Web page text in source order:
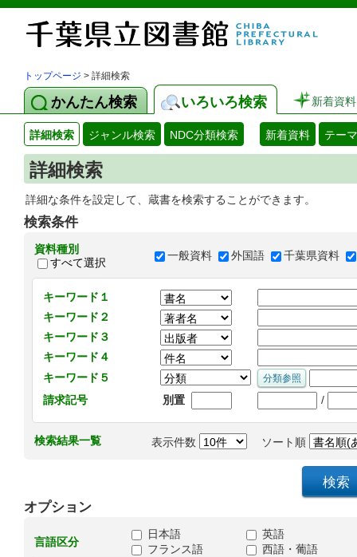
トップページ > 詳細検索
かんたん検索 いろいろ検索 新着資料
詳細検索 ジャンル検索 NDC分類検索 新着資料 テー
詳細検索
詳細な条件を設定して、蔵書を検索することができます。
検索条件
資料種別
すべて選択
一般資料 外国語 千葉県資料
キーワード１
キーワード２
キーワード３
キーワード４
キーワード５
請求記号
別置 /
検索結果一覧 表示件数 ソート順
オプション
言語区分
日本語
英語
フランス語
西語・葡語